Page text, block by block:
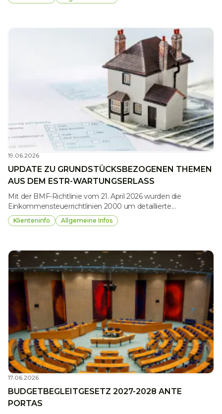
Wer eine Wohnung oder ein Zimmer in Österreich über
Rahmenbedingungen kennen. Je nach Ausgestaltung der
Vermietung können sich unterschiedliche steuerliche Folgen
19.06.2026
UPDATE ZU GRUNDSTÜCKSBEZOGENEN THEMEN
AUS DEM ESTR-WARTUNGSERLASS
Mit der BMF-Richtlinie vom 21. April 2026 wurden die
Einkommensteuerrichtlinien 2000 um detaillierte
Ausführungen zu grundstücksbezogenen Themen ergänzt.
Wir dürfen Ihnen einen Überblick über ausgewählte Themen
Klienteninfo Allgemeine Infos
17.06.2026
BUDGETBEGLEITGESETZ 2027-2028 ANTE
PORTAS